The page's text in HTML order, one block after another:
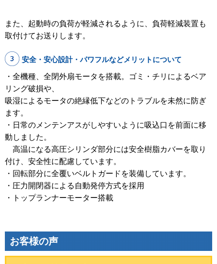
また、起動時の負荷が軽減されるように、負荷軽減装置も
取付けてお送りします。
安全・安心設計・パワフルなどメリットについて
・全機種、全閉外扇モータを搭載。ゴミ・チリによるベア
リング破損や、
吸湿によるモータの絶縁低下などのトラブルを未然に防ぎ
ます。
・日常のメンテンアスがしやすいように吸込口を前面に移
動しました。
高温になる高圧シリンダ部分には安全樹脂カバーを取り
付け、安全性に配慮しています。
・回転部分に全覆いベルトガードを装備しています。
・圧力開閉器による自動発停方式を採用
・トップランナーモーター搭載
お客様の声